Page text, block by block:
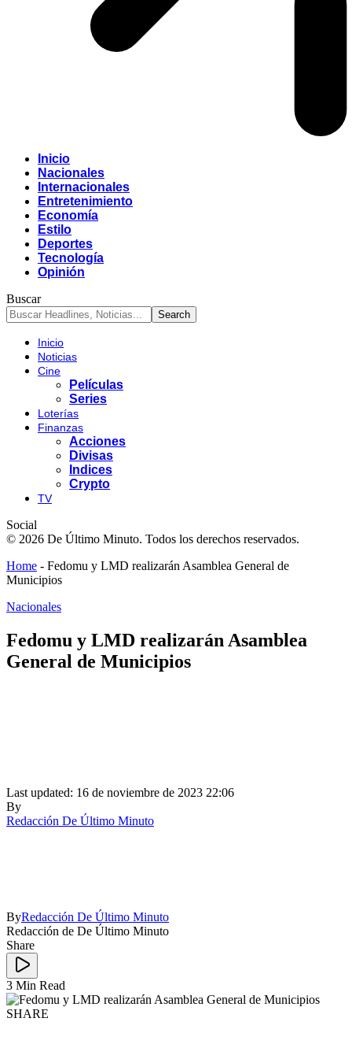
Inicio
Nacionales
Internacionales
Entretenimiento
Economía
Estilo
Deportes
Tecnología
Opinión
Buscar
Inicio
Noticias
Cine
Películas
Series
Loterías
Finanzas
Acciones
Divisas
Indices
Crypto
TV
Social
© 2026 De Último Minuto. Todos los derechos reservados.
Home - Fedomu y LMD realizarán Asamblea General de
Municipios
Nacionales
Fedomu y LMD realizarán Asamblea
General de Municipios
Last updated: 16 de noviembre de 2023 22:06
By
Redacción De Último Minuto
ByRedacción De Último Minuto
Redacción de De Último Minuto
Share
3 Min Read
SHARE